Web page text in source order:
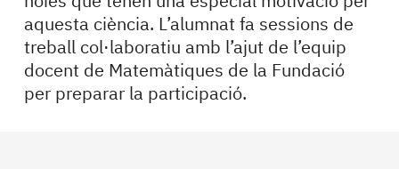
aquesta ciència. L’alumnat fa sessions de
treball col·laboratiu amb l’ajut de l’equip
docent de Matemàtiques de la Fundació
per preparar la participació.